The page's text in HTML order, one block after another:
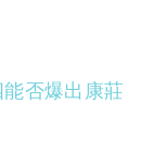
能否爆出康莊